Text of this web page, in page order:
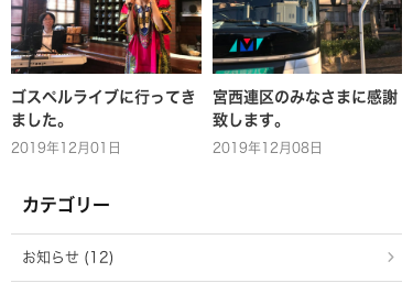
ゴスペルライブに行ってき
ました。
2019年12月01日
宮西連区のみなさまに感謝
致します。
2019年12月08日
カテゴリー
お知らせ (12)